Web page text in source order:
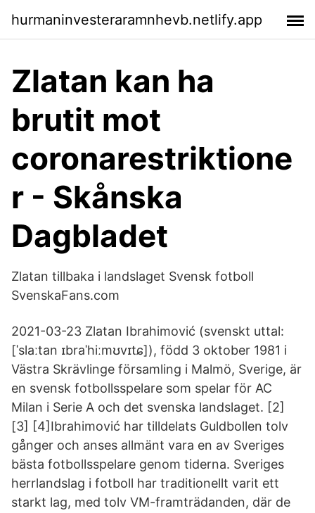
hurmaninvesteraramnhevb.netlify.app
Zlatan kan ha
brutit mot
coronarestriktione
r - Skånska
Dagbladet
Zlatan tillbaka i landslaget Svensk fotboll
SvenskaFans.com
2021-03-23 Zlatan Ibrahimović (svenskt uttal:
[ˈslaːtan ɪbraˈhiːmʊvɪtɕ]), född 3 oktober 1981 i
Västra Skrävlinge församling i Malmö, Sverige, är
en svensk fotbollsspelare som spelar för AC
Milan i Serie A och det svenska landslaget. [2]
[3] [4]Ibrahimović har tilldelats Guldbollen tolv
gånger och anses allmänt vara en av Sveriges
bästa fotbollsspelare genom tiderna. Sveriges
herrlandslag i fotboll har traditionellt varit ett
starkt lag, med tolv VM-framträdanden, där de